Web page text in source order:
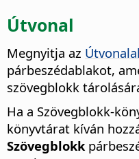
Útvonal
Megnyitja az
párbeszédablakot,
szövegblokk
Ha a Szövegblokk-
könyvtárat kíván
Szövegblokk